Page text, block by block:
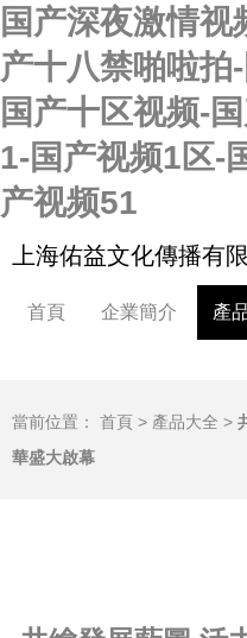
国产深夜激情视
产十八禁啪啦拍
国产十区视频-
1-国产视频1区-
产视频51
上海佑益文化傳播有
首頁 企業簡介 產
當前位置： 首頁 > 產品大全 >
華盛大啟幕